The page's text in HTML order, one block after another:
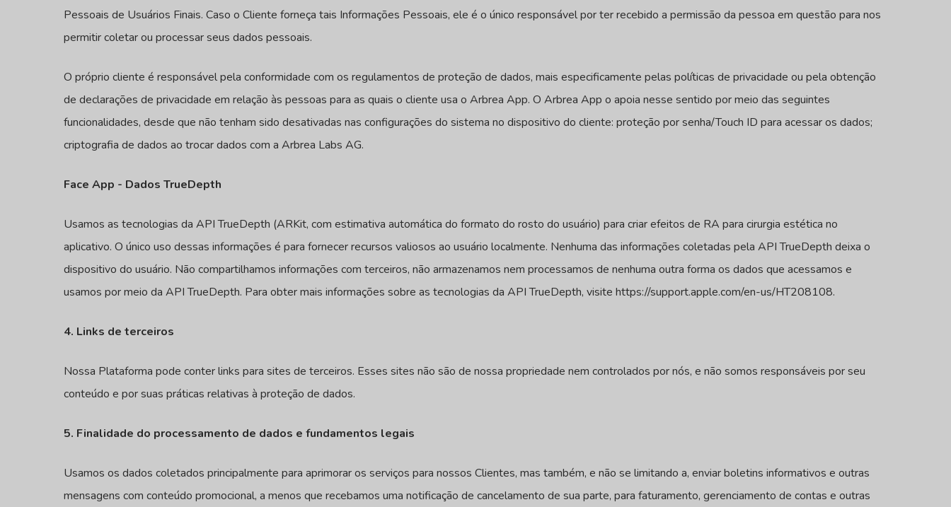
Pessoais de Usuários Finais. Caso o Cliente forneça tais Informações Pessoais, ele é o único responsável por ter recebido a permissão da pessoa em questão para nos
permitir coletar ou processar seus dados pessoais.
O próprio cliente é responsável pela conformidade com os regulamentos de proteção de dados, mais especificamente pelas políticas de privacidade ou pela obtenção
de declarações de privacidade em relação às pessoas para as quais o cliente usa o Arbrea App. O Arbrea App o apoia nesse sentido por meio das seguintes
funcionalidades, desde que não tenham sido desativadas nas configurações do sistema no dispositivo do cliente: proteção por senha/Touch ID para acessar os dados;
criptografia de dados ao trocar dados com a Arbrea Labs AG.
Face App - Dados TrueDepth
Usamos as tecnologias da API TrueDepth (ARKit, com estimativa automática do formato do rosto do usuário) para criar efeitos de RA para cirurgia estética no
aplicativo. O único uso dessas informações é para fornecer recursos valiosos ao usuário localmente. Nenhuma das informações coletadas pela API TrueDepth deixa o
dispositivo do usuário. Não compartilhamos informações com terceiros, não armazenamos nem processamos de nenhuma outra forma os dados que acessamos e
usamos por meio da API TrueDepth. Para obter mais informações sobre as tecnologias da API TrueDepth, visite https://support.apple.com/en-us/HT208108.
4. Links de terceiros
Nossa Plataforma pode conter links para sites de terceiros. Esses sites não são de nossa propriedade nem controlados por nós, e não somos responsáveis por seu
conteúdo e por suas práticas relativas à proteção de dados.
5. Finalidade do processamento de dados e fundamentos legais
Usamos os dados coletados principalmente para aprimorar os serviços para nossos Clientes, mas também, e não se limitando a, enviar boletins informativos e outras
mensagens com conteúdo promocional, a menos que recebamos uma notificação de cancelamento de sua parte, para faturamento, gerenciamento de contas e outras